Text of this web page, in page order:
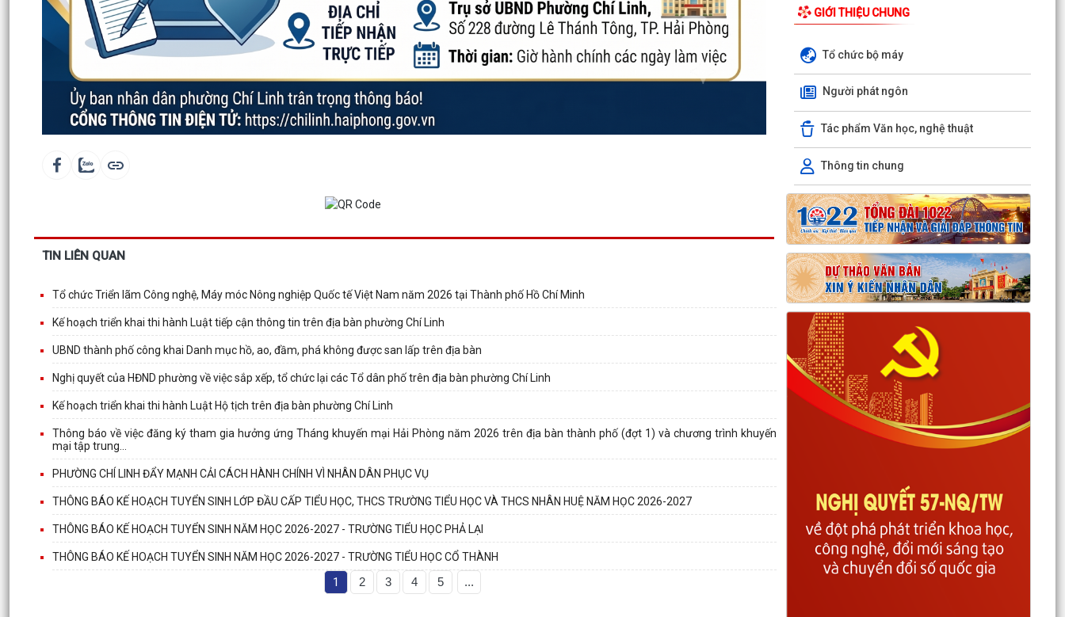
TIN LIÊN QUAN
Tổ chức Triển lãm Công nghệ, Máy móc Nông nghiệp Quốc tế Việt Nam năm 2026 tại Thành phố Hồ Chí Minh
Kế hoạch triển khai thi hành Luật tiếp cận thông tin trên địa bàn phường Chí Linh
UBND thành phố công khai Danh mục hồ, ao, đầm, phá không được san lấp trên địa bàn
Nghị quyết của HĐND phường về việc sắp xếp, tổ chức lại các Tổ dân phố trên địa bàn phường Chí Linh
Kế hoạch triển khai thi hành Luật Hộ tịch trên địa bàn phường Chí Linh
Thông báo về việc đăng ký tham gia hưởng ứng Tháng khuyến mại Hải Phòng năm 2026 trên địa bàn thành phố (đợt 1) và chương trình khuyến
mại tập trung...
PHƯỜNG CHÍ LINH ĐẨY MẠNH CẢI CÁCH HÀNH CHÍNH VÌ NHÂN DÂN PHỤC VỤ
THÔNG BÁO KẾ HOẠCH TUYỂN SINH LỚP ĐẦU CẤP TIỂU HỌC, THCS TRƯỜNG TIỂU HỌC VÀ THCS NHÂN HUỆ NĂM HỌC 2026-2027
THÔNG BÁO KẾ HOẠCH TUYỂN SINH NĂM HỌC 2026-2027 - TRƯỜNG TIỂU HỌC PHẢ LẠI
THÔNG BÁO KẾ HOẠCH TUYỂN SINH NĂM HỌC 2026-2027 - TRƯỜNG TIỂU HỌC CỔ THÀNH
1 2 3 4 5 ...
GIỚI THIỆU CHUNG
Tổ chức bộ máy
Người phát ngôn
Tác phẩm Văn học, nghệ thuật
Thông tin chung
bệnh hại lúa vụ mùa 2026
BAN THƯỜNG VỤ ĐẢNG ỦY PHƯỜNG CHÍ LINH
HỌP THƯỜNG KỲ THÁNG 8, CHO Ý KIẾN NHIỀU
NỘI DUNG QUAN TRỌNG